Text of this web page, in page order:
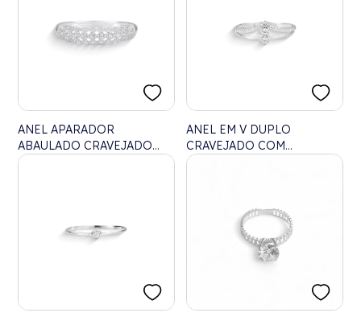
ANEL APARADOR
ABAULADO CRAVEJADO
COM DETALHES VAZADOS
ANEL EM V DUPLO
CRAVEJADO COM
ZIRCÔNIAS